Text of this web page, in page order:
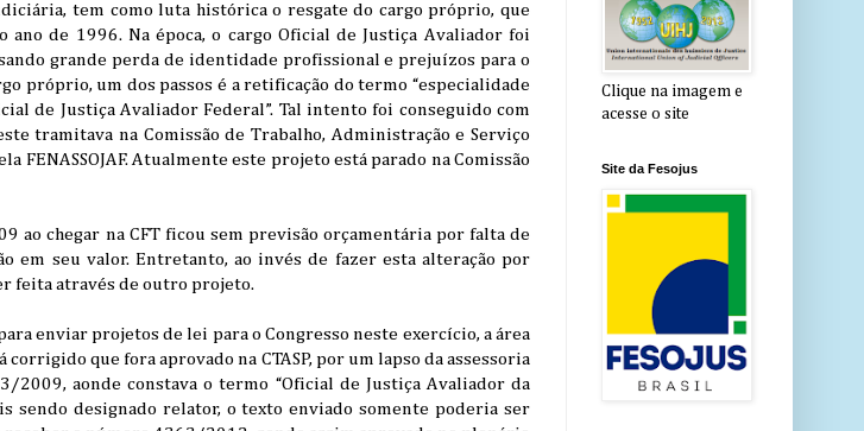
tem como luta histórica o resgate do cargo próprio, que
de 1996. Na época, o cargo Oficial de Justiça Avaliador foi
grande perda de identidade profissional e prejuízos para o
próprio, um dos passos é a retificação do termo “especialidade
de Justiça Avaliador Federal”. Tal intento foi conseguido com
tramitava na Comissão de Trabalho, Administração e Serviço
FENASSOJAF. Atualmente este projeto está parado na Comissão
ao chegar na CFT ficou sem previsão orçamentária por falta de
em seu valor. Entretanto, ao invés de fazer esta alteração por
feita através de outro projeto.
enviar projetos de lei para o Congresso neste exercício, a área
corrigido que fora aprovado na CTASP, por um lapso da assessoria
2009, aonde constava o termo “Oficial de Justiça Avaliador da
sendo designado relator, o texto enviado somente poderia ser
Clique na imagem e
acesse o site
Site da Fesojus